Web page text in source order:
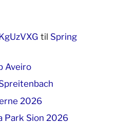
til Spring
Aveiro
2026
Park Sion 2026